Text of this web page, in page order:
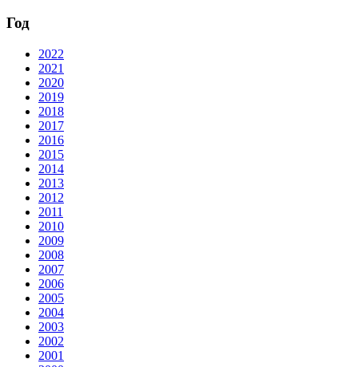
Год
2022
2021
2020
2019
2018
2017
2016
2015
2014
2013
2012
2011
2010
2009
2008
2007
2006
2005
2004
2003
2002
2001